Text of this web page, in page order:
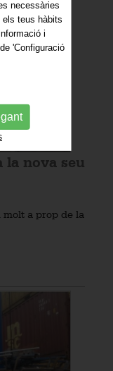
nova seu
molt a prop de la
necessàries
els teus hàbits
i
'Configuració